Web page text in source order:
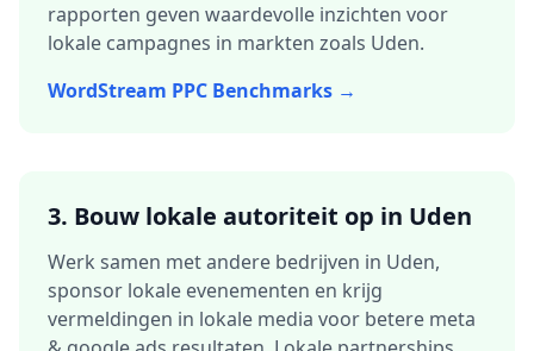
rapporten geven waardevolle inzichten voor
lokale campagnes in markten zoals Uden.
WordStream PPC Benchmarks →
3. Bouw lokale autoriteit op in Uden
Werk samen met andere bedrijven in Uden,
sponsor lokale evenementen en krijg
vermeldingen in lokale media voor betere meta